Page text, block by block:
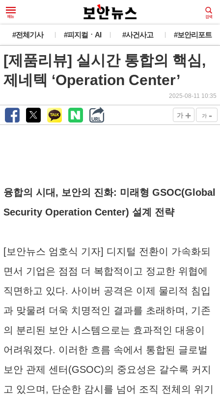
#전체기사 #피지컬ㆍAI #사건사고 #보안리포트
[제품리뷰] 실시간 통합의 핵심,
제네텍 ‘Operation Center’
2025-08-11 10:35
가 + 가 -
융합의 시대, 보안의 진화: 미래형 GSOC(Global
Security Operation Center) 설계 전략
[보안뉴스 엄호식 기자] 디지털 전환이 가속화되
면서 기업은 점점 더 복합적이고 정교한 위협에
직면하고 있다. 사이버 공격은 이제 물리적 침입
과 맞물려 더욱 치명적인 결과를 초래하며, 기존
의 분리된 보안 시스템으로는 효과적인 대응이
어려워졌다. 이러한 흐름 속에서 통합된 글로벌
보안 관제 센터(GSOC)의 중요성은 갈수록 커지
고 있으며, 단순한 감시를 넘어 조직 전체의 위기